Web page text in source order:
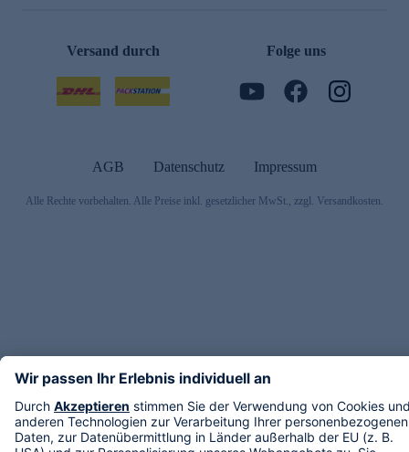
Versand durch Folge uns
AGB Datenschutz Impressum
Alle Rechte vorbehalten. Alle Preise inkl. gesetzlicher MwSt., zzgl. Versandkosten.